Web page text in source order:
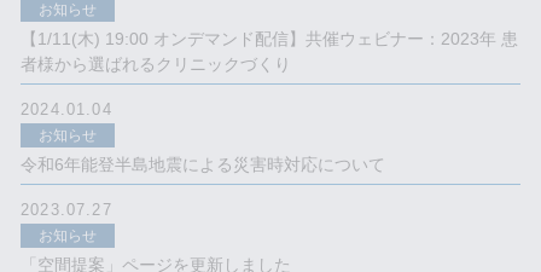
お知らせ
【1/11(木) 19:00 オンデマンド配信】共催ウェビナー：2023年 患
者様から選ばれるクリニックづくり
2024.01.04
お知らせ
令和6年能登半島地震による​災害時対応について
2023.07.27
お知らせ
「空間提案」ページを更新しました